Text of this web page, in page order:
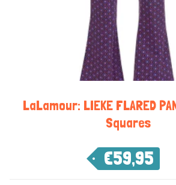
LaLamour: LIEKE FLARED
Squares
€59,95